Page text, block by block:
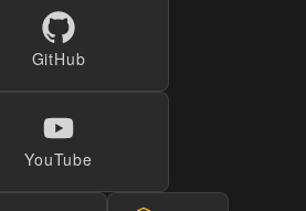
GitHub
YouTube